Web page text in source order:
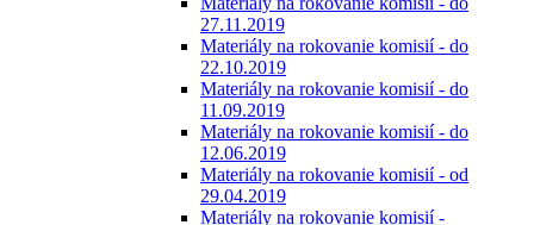
27.11.2019
Materiály na rokovanie komisií - do
22.10.2019
Materiály na rokovanie komisií - do
11.09.2019
Materiály na rokovanie komisií - do
12.06.2019
Materiály na rokovanie komisií - od
29.04.2019
Materiály na rokovanie komisií -